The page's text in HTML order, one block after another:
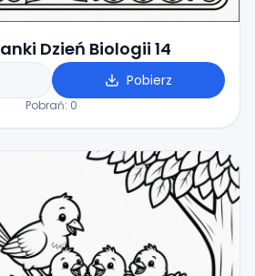
Dzień Biologii 14
Pobierz
Pobrań: 0